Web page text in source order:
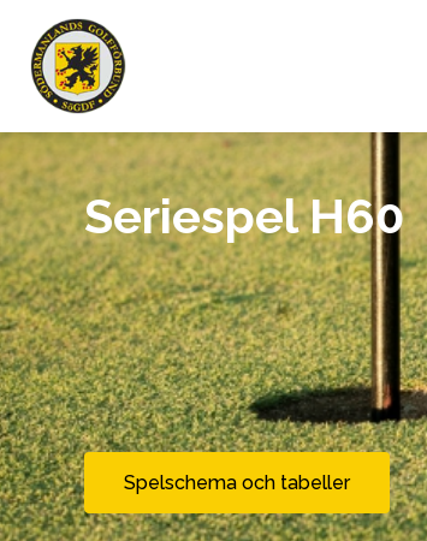
Seriespel H60
Spelschema och tabeller